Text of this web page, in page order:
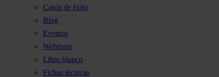
Casos de éxito
Blog
Eventos
Webinars
Libro blanco
Fichas técnicas